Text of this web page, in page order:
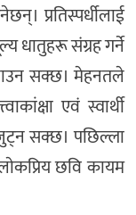
प्रतिस्पर्धीलाई
धातुहरू संग्रह गर्ने
सक्छ। मेहनतले
एवं स्वार्थी
सक्छ। पछिल्ला
छवि कायम